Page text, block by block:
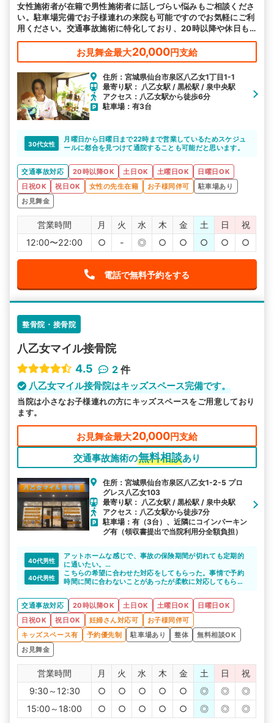
女性施術者が在籍で男性施術者に話しづらい悩みもご相談くださ
い。駐車場完備でお子様連れの来院も可能ですのでお気軽にご利
用ください。交通事故施術に特化しており、20時以降や休日も
営業でお忙しい方も通いやすいと好評です。
お見舞金最大20,000円支給
住所：宮城県仙台市泉区八乙女1丁目1-1
最寄り駅： 八乙女駅 / 黒松駅 / 泉中央駅
アクセス：八乙女駅から徒歩6分
駐車場：有3台
30代女性
月曜日から日曜日まで22時まで営業しているためスケジュ
ールに都合を見つけて通院することも可能だと思います。
交通事故対応 20時以降OK 土日OK 土曜日OK
日曜日OK
日祝OK
祝日OK 女性の先生在籍 お子様同伴可
駐車場あり
お見舞金
営業時間 月 火 水 木 金 土 日
祝
12:00〜22:00
○ - ◎ ○ ○ ○ ○ ○
電話で無料予約をする
整骨院・接骨院
八乙女マイル接骨院
4.5
2 件
八乙女マイル接骨院はキッズスペース完備です。
当院は小さなお子様連れの方にキッズスペースをご用意しており
ます。
お見舞金最大20,000円支給
交通事故施術の無料相談あり
住所：宮城県仙台市泉区八乙女1-2-5 プロ
グレス八乙女103
最寄り駅： 八乙女駅 / 黒松駅 / 泉中央駅
アクセス：八乙女駅から徒歩7分
駐車場：有（3台）、近隣にコインパーキン
グ有（領収書提出で当院利用分全額負担）
40代男性
アットホームな感じで、事故の保険期間が切れても定期的
に通いたい。
担当の方も日によって変わるが皆さんとても親切で通院す
るのが楽しみです。
40代男性
こちらの希望に合わせた対応をしてもらった。事情で予約
時間に間に合わないことがあったが柔軟に対応してもらっ
交通事故対応
20時以降OK 土日OK 土曜日OK
日曜日OK
日祝OK
祝日OK 妊婦さん対応可
お子様同伴可
キッズスペース有
予約優先制 駐車場あり 整体
無料相談OK
お見舞金
営業時間 月 火 水 木 金 土 日
祝
9:30～12:30
○ ○ ○ ○ ○ ◎ ◎
◎
15:00～18:00
○ ○ ○ ○ ○ ◎ ◎ ◎